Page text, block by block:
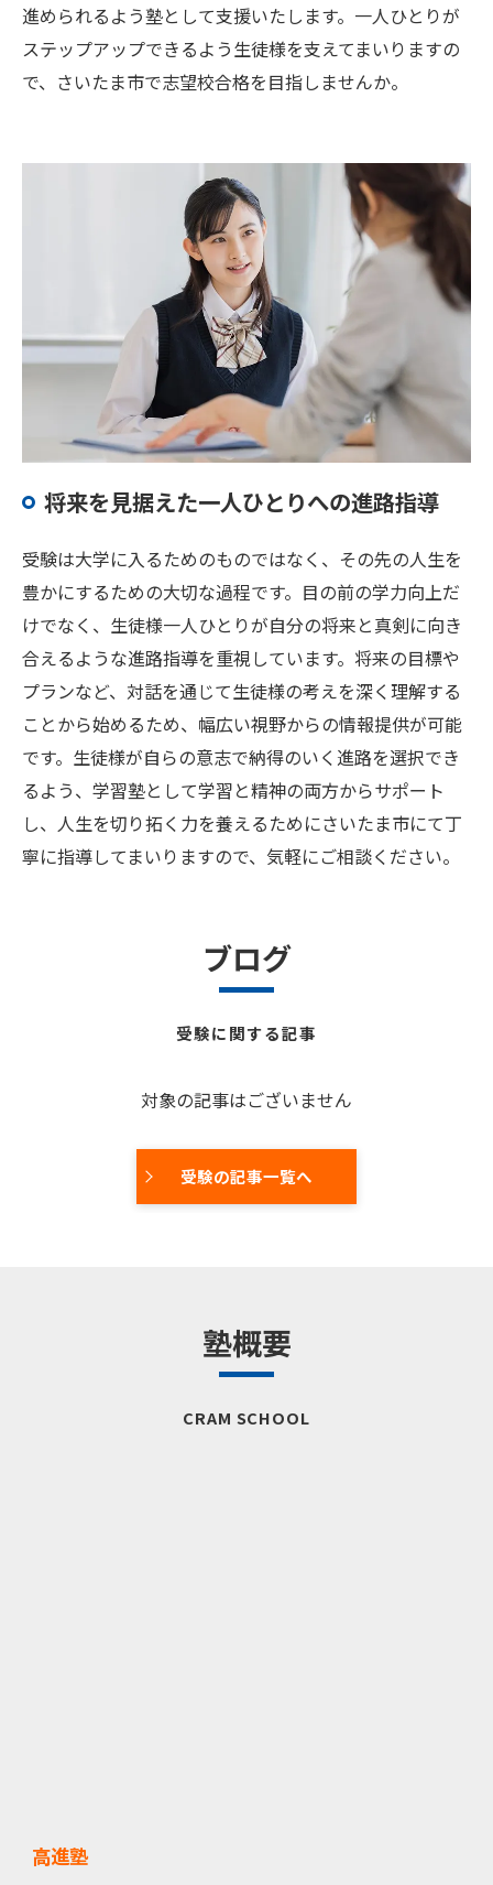
進められるよう塾として支援いたします。一人ひとりが
ステップアップできるよう生徒様を支えてまいりますの
で、さいたま市で志望校合格を目指しませんか。
将来を見据えた一人ひとりへの進路指導
受験は大学に入るためのものではなく、その先の人生を
豊かにするための大切な過程です。目の前の学力向上だ
けでなく、生徒様一人ひとりが自分の将来と真剣に向き
合えるような進路指導を重視しています。将来の目標や
プランなど、対話を通じて生徒様の考えを深く理解する
ことから始めるため、幅広い視野からの情報提供が可能
です。生徒様が自らの意志で納得のいく進路を選択でき
るよう、学習塾として学習と精神の両方からサポート
し、人生を切り拓く力を養えるためにさいたま市にて丁
寧に指導してまいりますので、気軽にご相談ください。
ブログ
受験に関する記事
対象の記事はございません
受験の記事一覧へ
塾概要
CRAM SCHOOL
高進塾